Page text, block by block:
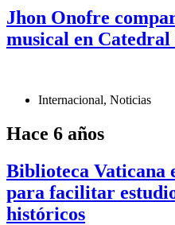
Jhon Onofre
musical en Catedral
Internacional, Noticias
Hace 6 años
Biblioteca Vaticana
para facilitar
históricos